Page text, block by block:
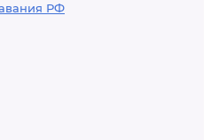
РФ